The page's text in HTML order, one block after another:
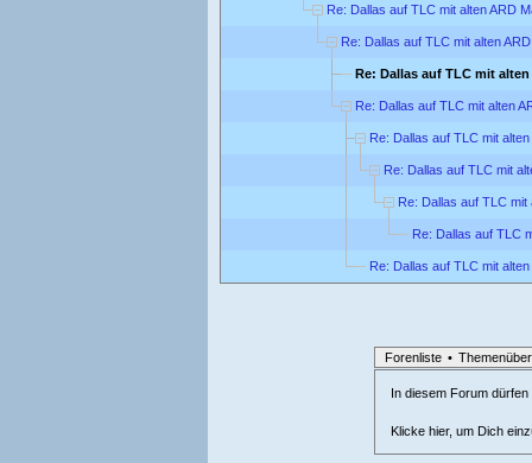
Re: Dallas auf TLC mit alten ARD
Re: Dallas auf TLC mit alten
Re: Dallas auf TLC mit alten
Re: Dallas auf TLC mit alten
Re: Dallas auf TLC mit
Re: Dallas auf TLC mit
Re: Dallas auf TLC mit
Re: Dallas auf TLC
Re: Dallas auf TLC mit
Forenliste •
In diesem Forum
Klicke hier, um Dich